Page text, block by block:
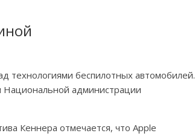
технологиями беспилотных автомобилей.
администрации
Кеннера отмечается, что Apple